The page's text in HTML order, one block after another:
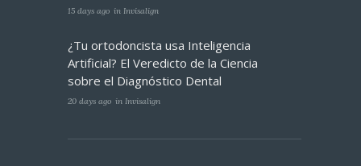
15 days ago in Invisalign
¿Tu ortodoncista usa Inteligencia
Artificial? El Veredicto de la Ciencia
sobre el Diagnóstico Dental
20 days ago in Invisalign